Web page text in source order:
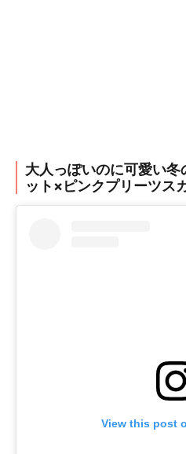
大人っぽいのに可愛い
ット×ピンクプリーツス
View this post